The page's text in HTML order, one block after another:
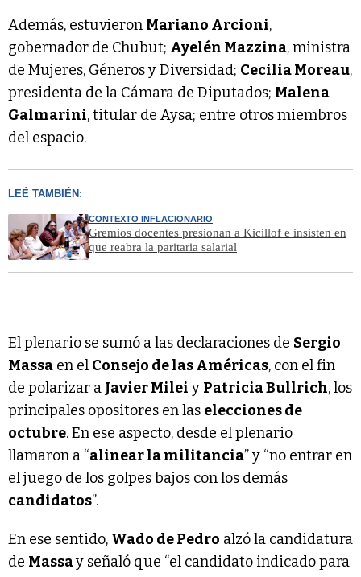
Además, estuvieron Mariano Arcioni,
gobernador de Chubut; Ayelén Mazzina, ministra
de Mujeres, Géneros y Diversidad; Cecilia Moreau,
presidenta de la Cámara de Diputados; Malena
Galmarini, titular de Aysa; entre otros miembros
del espacio.
LEÉ TAMBIÉN:
CONTEXTO INFLACIONARIO
Gremios docentes presionan a Kicillof e insisten en
que reabra la paritaria salarial
El plenario se sumó a las declaraciones de Sergio
Massa en el Consejo de las Américas, con el fin
de polarizar a Javier Milei y Patricia Bullrich, los
principales opositores en las elecciones de
octubre. En ese aspecto, desde el plenario
llamaron a “alinear la militancia” y “no entrar en
el juego de los golpes bajos con los demás
candidatos”.
En ese sentido, Wado de Pedro alzó la candidatura
de Massay señaló que “el candidato indicado para